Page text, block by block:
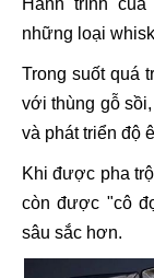
Hành trình
những loại
Trong suốt quá
với thùng gỗ
và phát triển độ
Khi được pha
còn được "cô
sâu sắc hơn.